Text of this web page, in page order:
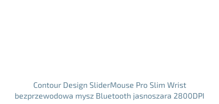
Contour Design SliderMouse Pro Slim Wrist
bezprzewodowa mysz Bluetooth jasnoszara 2800DPI